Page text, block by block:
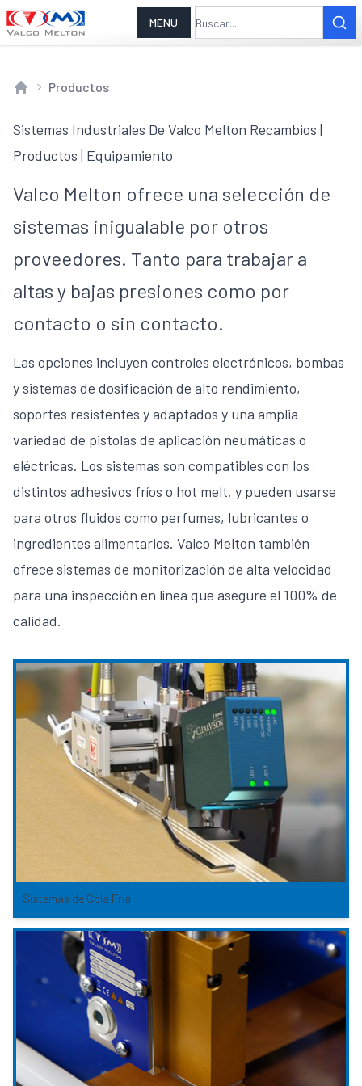
MENU
Productos
Sistemas Industriales De Valco Melton Recambios |
Productos | Equipamiento
Valco Melton ofrece una selección de
sistemas inigualable por otros
proveedores. Tanto para trabajar a
altas y bajas presiones como por
contacto o sin contacto.
Las opciones incluyen controles electrónicos, bombas
y sistemas de dosificación de alto rendimiento,
soportes resistentes y adaptados y una amplia
variedad de pistolas de aplicación neumáticas o
eléctricas. Los sistemas son compatibles con los
distintos adhesivos fríos o hot melt, y pueden usarse
para otros fluidos como perfumes, lubricantes o
ingredientes alimentarios. Valco Melton también
ofrece sistemas de monitorización de alta velocidad
para una inspección en línea que asegure el 100% de
calidad.
Sistemas de Cola Fría